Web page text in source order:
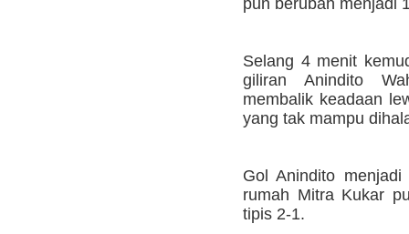
Selang 4 menit
giliran Anindito
membalik keadaan
yang tak mampu
Gol Anindito
rumah Mitra Kukar
tipis 2-1.